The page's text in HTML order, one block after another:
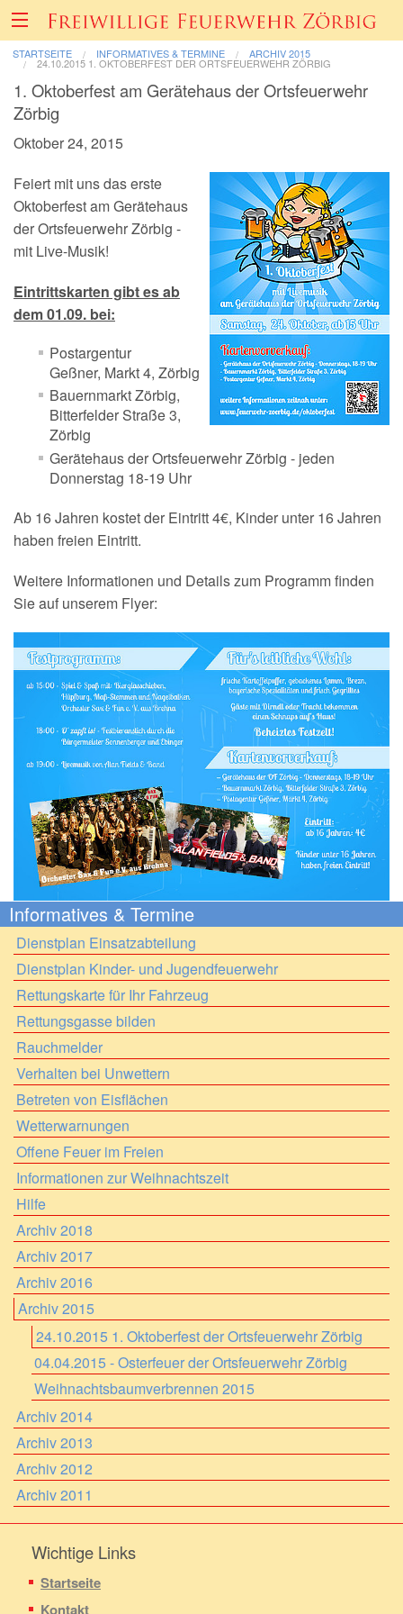
Über uns
Fahrzeuge & Technik
Einsätze
Berichte & Bilder
Förderverein
Informatives & Termine
150-jähriges Jubiläum
STARTSEITE INFORMATIVES & TERMINE ARCHIV 2015
24.10.2015 1. OKTOBERFEST DER ORTSFEUERWEHR ZÖRBIG
1. Oktoberfest am Gerätehaus der Ortsfeuerwehr
Zörbig
Oktober 24, 2015
Feiert mit uns das erste
Oktoberfest am Gerätehaus
der Ortsfeuerwehr Zörbig -
mit Live-Musik!
Eintrittskarten gibt es ab
dem 01.09. bei:
Postargentur
Geßner, Markt 4, Zörbig
Bauernmarkt Zörbig,
Bitterfelder Straße 3,
Zörbig
Gerätehaus der Ortsfeuerwehr Zörbig - jeden
Donnerstag 18-19 Uhr
Ab 16 Jahren kostet der Eintritt 4€, Kinder unter 16 Jahren
haben freien Eintritt.
Weitere Informationen und Details zum Programm finden
Sie auf unserem Flyer:
Informatives & Termine
Dienstplan Einsatzabteilung
Dienstplan Kinder- und Jugendfeuerwehr
Rettungskarte für Ihr Fahrzeug
Rettungsgasse bilden
Rauchmelder
Verhalten bei Unwettern
Betreten von Eisflächen
Wetterwarnungen
Offene Feuer im Freien
Informationen zur Weihnachtszeit
Hilfe
Archiv 2018
Archiv 2017
Archiv 2016
Archiv 2015
24.10.2015 1. Oktoberfest der Ortsfeuerwehr Zörbig
04.04.2015 - Osterfeuer der Ortsfeuerwehr Zörbig
Weihnachtsbaumverbrennen 2015
Archiv 2014
Archiv 2013
Archiv 2012
Archiv 2011
Wichtige Links
Startseite
Kontakt